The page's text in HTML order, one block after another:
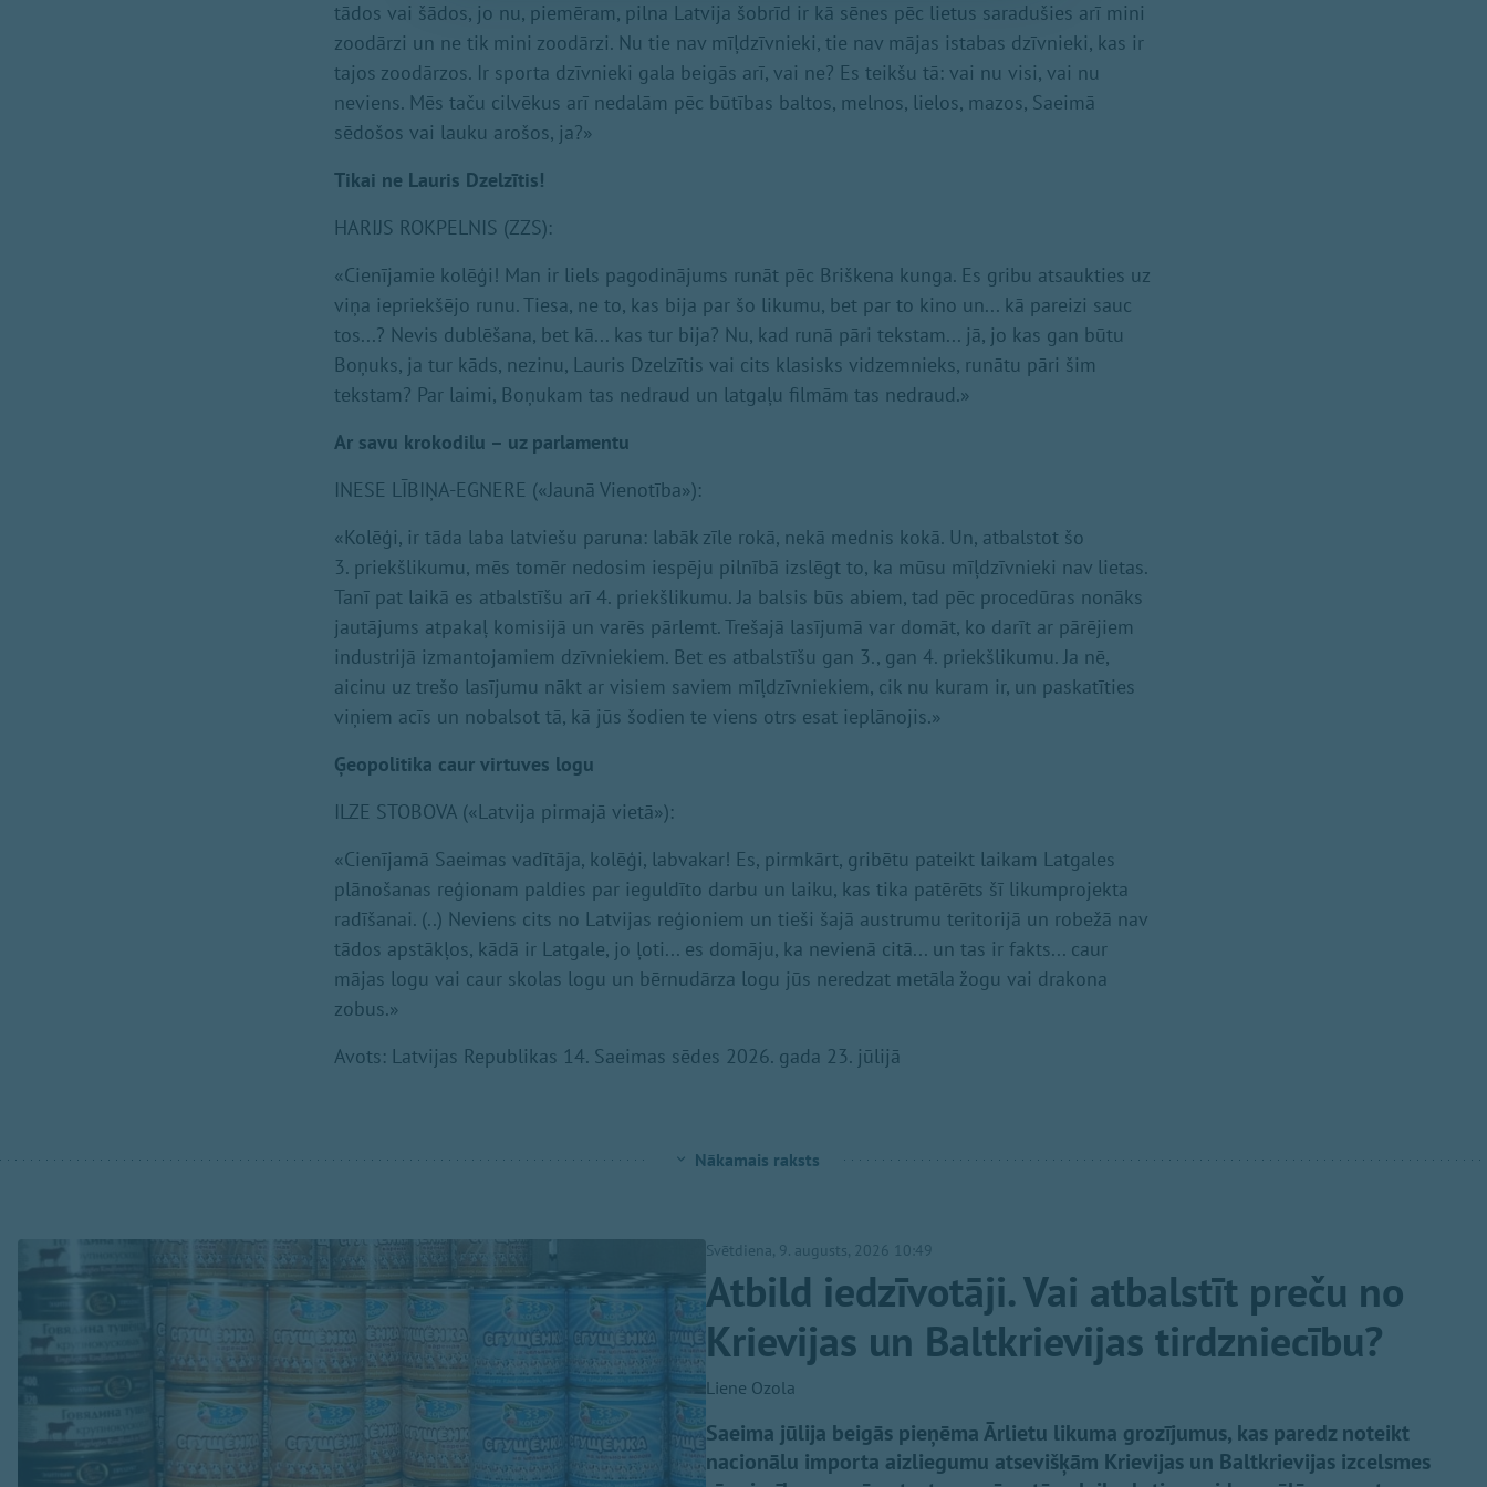
tādos vai šādos, jo nu, piemēram, pilna Latvija šobrīd ir kā sēnes pēc lietus saradušies arī mini
zoodārzi un ne tik mini zoodārzi. Nu tie nav mīļdzīvnieki, tie nav mājas istabas dzīvnieki, kas ir
tajos zoodārzos. Ir sporta dzīvnieki gala beigās arī, vai ne? Es teikšu tā: vai nu visi, vai nu
neviens. Mēs taču cilvēkus arī nedalām pēc būtības baltos, melnos, lielos, mazos, Saeimā
sēdošos vai lauku arošos, ja?»
Tikai ne Lauris Dzelzītis!
HARIJS ROKPELNIS (ZZS):
«Cienījamie kolēģi! Man ir liels pagodinājums runāt pēc Briškena kunga. Es gribu atsaukties uz
viņa iepriekšējo runu. Tiesa, ne to, kas bija par šo likumu, bet par to kino un... kā pareizi sauc
tos...? Nevis dublēšana, bet kā... kas tur bija? Nu, kad runā pāri tekstam... jā, jo kas gan būtu
Boņuks, ja tur kāds, nezinu, Lauris Dzelzītis vai cits klasisks vidzemnieks, runātu pāri šim
tekstam? Par laimi, Boņukam tas nedraud un latgaļu filmām tas nedraud.»
Ar savu krokodilu – uz parlamentu
INESE LĪBIŅA-EGNERE («Jaunā Vienotība»):
«Kolēģi, ir tāda laba latviešu paruna: labāk zīle rokā, nekā mednis kokā. Un, atbalstot šo
3. priekšlikumu, mēs tomēr nedosim iespēju pilnībā izslēgt to, ka mūsu mīļdzīvnieki nav lietas.
Tanī pat laikā es atbalstīšu arī 4. priekšlikumu. Ja balsis būs abiem, tad pēc procedūras nonāks
jautājums atpakaļ komisijā un varēs pārlemt. Trešajā lasījumā var domāt, ko darīt ar pārējiem
industrijā izmantojamiem dzīvniekiem. Bet es atbalstīšu gan 3., gan 4. priekšlikumu. Ja nē,
aicinu uz trešo lasījumu nākt ar visiem saviem mīļdzīvniekiem, cik nu kuram ir, un paskatīties
viņiem acīs un nobalsot tā, kā jūs šodien te viens otrs esat ieplānojis.»
Ģeopolitika caur virtuves logu
ILZE STOBOVA («Latvija pirmajā vietā»):
«Cienījamā Saeimas vadītāja, kolēģi, labvakar! Es, pirmkārt, gribētu pateikt laikam Latgales
plānošanas reģionam paldies par ieguldīto darbu un laiku, kas tika patērēts šī likumprojekta
radīšanai. (..) Neviens cits no Latvijas reģioniem un tieši šajā austrumu teritorijā un robežā nav
tādos apstākļos, kādā ir Latgale, jo ļoti... es domāju, ka nevienā citā... un tas ir fakts... caur
mājas logu vai caur skolas logu un bērnudārza logu jūs neredzat metāla žogu vai drakona
zobus.»
Avots: Latvijas Republikas 14. Saeimas sēdes 2026. gada 23. jūlijā
Nākamais raksts
Svētdiena, 9. augusts, 2026 10:49
Atbild iedzīvotāji. Vai atbalstīt preču no
Krievijas un Baltkrievijas tirdzniecību?
Liene Ozola
Saeima jūlija beigās pieņēma Ārlietu likuma grozījumus, kas paredz noteikt
nacionālu importa aizliegumu atsevišķām Krievijas un Baltkrievijas izcelsmes